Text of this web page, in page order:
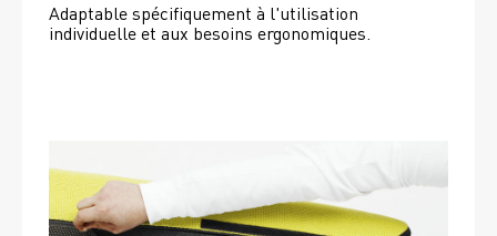
Adaptable spécifiquement à l'utilisation
individuelle et aux besoins ergonomiques.